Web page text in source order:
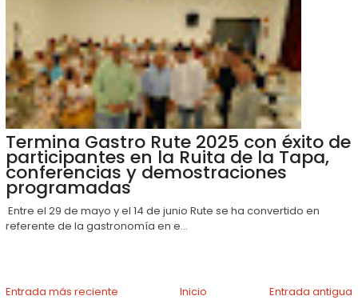
Termina Gastro Rute 2025 con éxito de
participantes en la Ruita de la Tapa,
conferencias y demostraciones
programadas
Entre el 29 de mayo y el 14 de junio Rute se ha convertido en
referente de la gastronomía en e...
Entrada más reciente Entrada antigua
Inicio